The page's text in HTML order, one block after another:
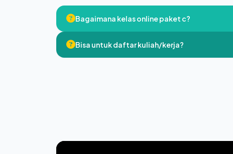
Bagaimana kelas online paket c?
Bisa untuk daftar kuliah/kerja?